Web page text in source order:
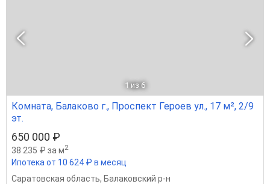
1 из 6
Комната, Балаково г., Проспект Героев ул., 17 м², 2/9
эт.
650 000 ₽
38 235 ₽ за м2
Ипотека от 10 624 ₽ в месяц
Саратовская область, Балаковский р-н